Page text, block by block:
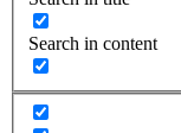
Search in content